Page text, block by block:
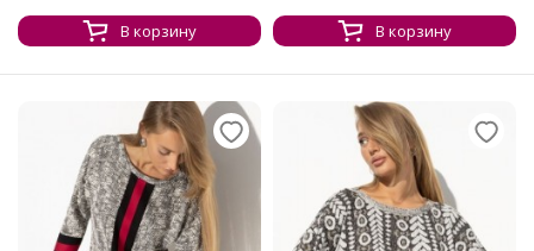
В корзину
В корзину